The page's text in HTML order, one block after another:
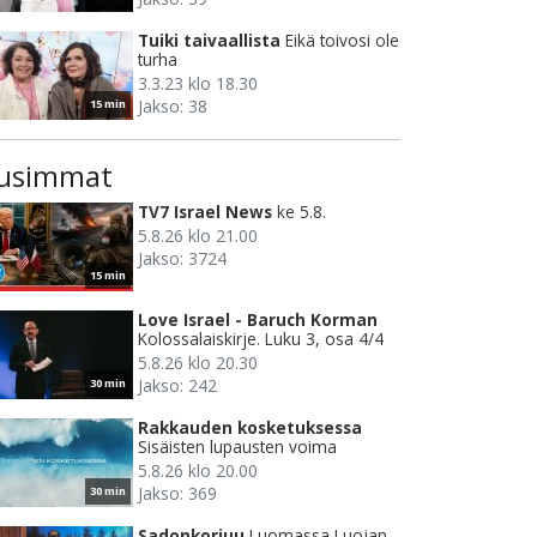
15 min
Tuiki taivaallista Eikä toivosi ole
turha
3.3.23 klo 18.30
Jakso: 38
15 min
TV7 Israel News ke 5.8.
5.8.26 klo 21.00
Jakso: 3724
30 min
Love Israel - Baruch Korman
Kolossalaiskirje. Luku 3, osa 4/4
5.8.26 klo 20.30
Jakso: 242
30 min
Rakkauden kosketuksessa
Sisäisten lupausten voima
5.8.26 klo 20.00
Jakso: 369